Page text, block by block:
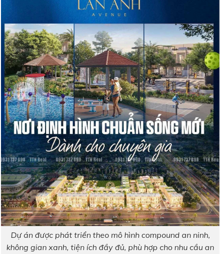
Dự án được phát triển theo mô hình compound an ninh,
không gian xanh, tiện ích đầy đủ, phù hợp cho nhu cầu an